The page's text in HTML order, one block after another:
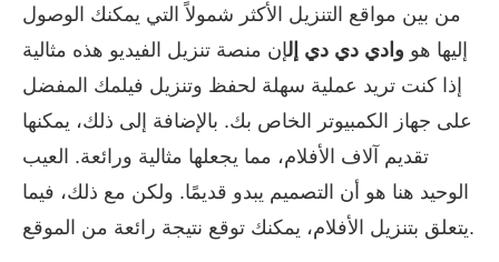
من بين مواقع التنزيل الأكثر شمولاً التي يمكنك الوصول
إليها هو وادي دي دي إلإن منصة تنزيل الفيديو هذه مثالية
إذا كنت تريد عملية سهلة لحفظ وتنزيل فيلمك المفضل
على جهاز الكمبيوتر الخاص بك. بالإضافة إلى ذلك، يمكنها
تقديم آلاف الأفلام، مما يجعلها مثالية ورائعة. العيب
الوحيد هنا هو أن التصميم يبدو قديمًا. ولكن مع ذلك، فيما
يتعلق بتنزيل الأفلام، يمكنك توقع نتيجة رائعة من الموقع.